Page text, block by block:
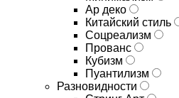
Ар деко
Китайский стиль
Соцреализм
Прованс
Кубизм
Пуантилизм
Разновидности